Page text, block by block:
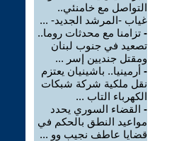
التواصل مع خامنئي..
غياب -المرشد الجديد- ...
- تزامنا مع محدثات روما..
تصعيد في جنوب لبنان
ومقتل جنديين إسر ...
- أرمينيا.. باشينيان يعتزم
نقل ملكية شركة شبكات
الكهرباء التاب ...
- القضاء السوري يحدد
مواعيد النطق بالحكم في
قضايا عاطف نجيب وو ...